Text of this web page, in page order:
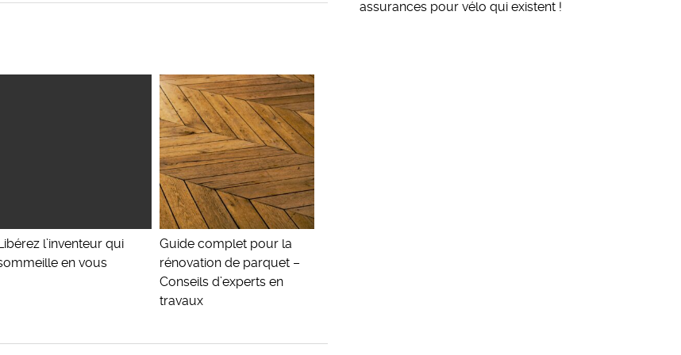
l’inventeur qui
en vous
Guide complet pour la
rénovation de parquet –
Conseils d’experts en
travaux
assurances pour vélo qui existent !